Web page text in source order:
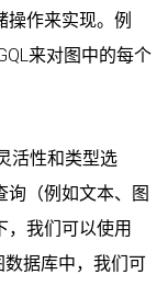
作来实现。例
来对图中的每个
活性和类型选
询（例如文本、图
，我们可以使用
数据库中，我们可